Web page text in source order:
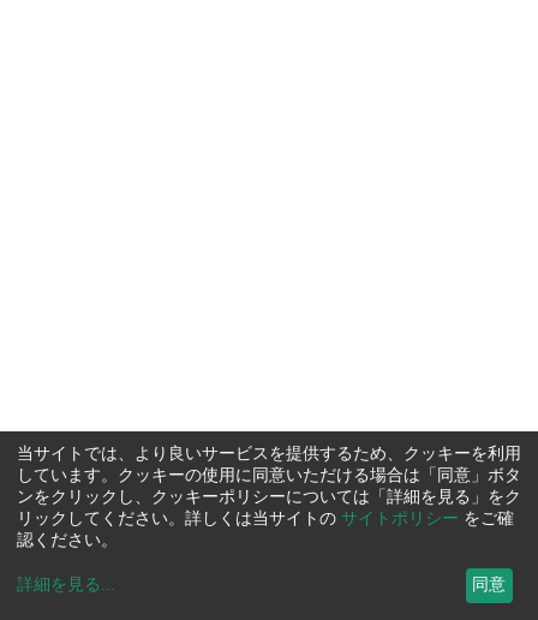
当サイトでは、より良いサービスを提供するため、クッキーを利用
しています。クッキーの使用に同意いただける場合は「同意」ボタ
ンをクリックし、クッキーポリシーについては「詳細を見る」をク
リックしてください。詳しくは当サイトの サイトポリシー をご確
認ください。
詳細を見る ... 同意